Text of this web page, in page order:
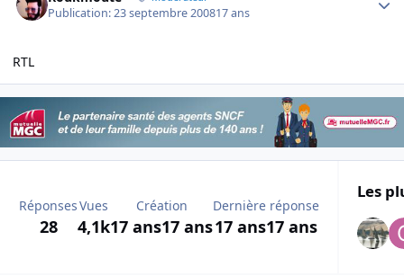
Publication:23 septembre 200817 ans
RTL
Réponses
28
Vues
4,1k
Création
17 ans17 ans
Dernière réponse
17 ans17 ans
Les